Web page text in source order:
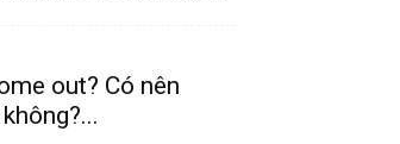
out? Có nên